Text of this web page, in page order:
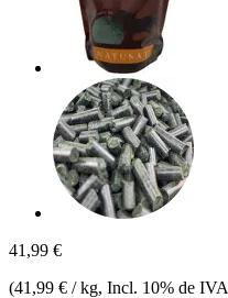
41,99 €
(41,99 € / kg, Incl. 10% de IVA